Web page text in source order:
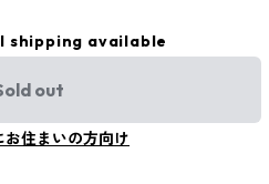
shipping available
out
お住まいの方向け